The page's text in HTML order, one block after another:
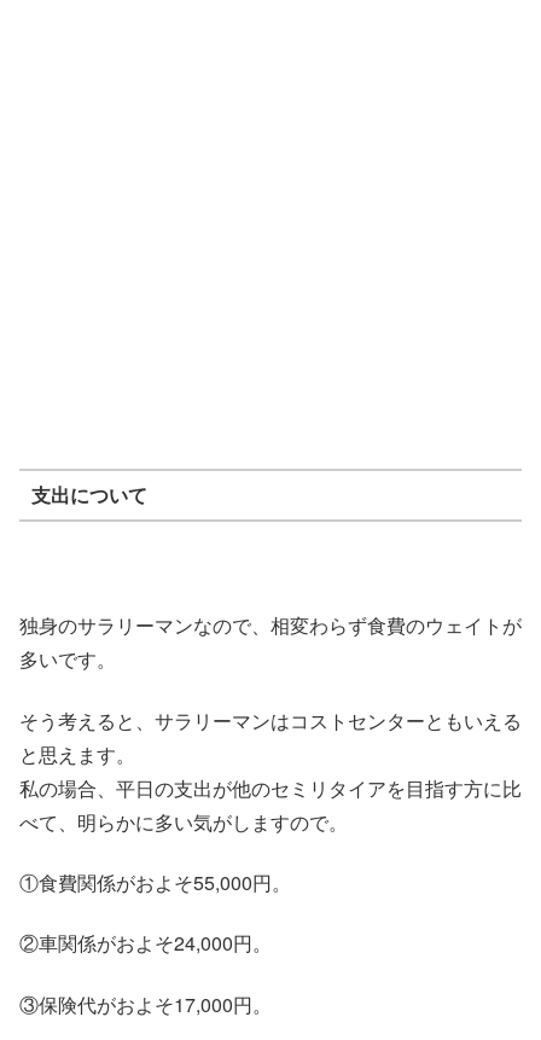
支出について
独身のサラリーマンなので、相変わらず食費のウェイトが
多いです。
そう考えると、サラリーマンはコストセンターともいえる
と思えます。
私の場合、平日の支出が他のセミリタイアを目指す方に比
べて、明らかに多い気がしますので。
①食費関係がおよそ55,000円。
②車関係がおよそ24,000円。
③保険代がおよそ17,000円。